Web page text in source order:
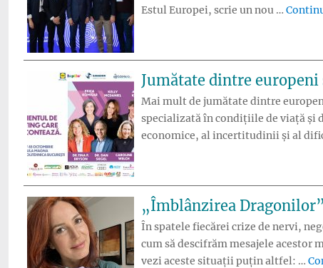
Estul Europei, scrie un nou …
Jumătate dintre
Mai mult de jumătate dintre
specializată în condițiile de viață și
economice, al incertitudinii și al
„Îmblânzirea
În spatele fiecărei crize de nervi,
cum să descifrăm mesajele acestor
vezi aceste situații puțin altfel: …